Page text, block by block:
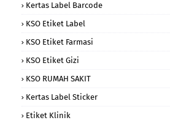
Kertas Label Barcode
KSO Etiket Label
KSO Etiket Farmasi
KSO Etiket Gizi
KSO RUMAH SAKIT
Kertas Label Sticker
Etiket Klinik